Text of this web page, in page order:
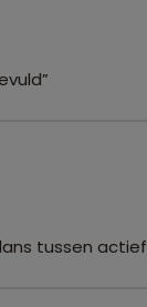
tussen